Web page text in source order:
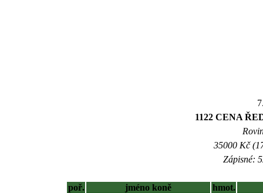
1122 CENA
35000 Kč
Zápisné:
poř. jméno koně
hmot.